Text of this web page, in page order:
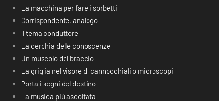
La macchina per fare i sorbetti
Corrispondente, analogo
Il tema conduttore
La cerchia delle conoscenze
Un muscolo del braccio
La griglia nel visore di cannocchiali o microscopi
Porta i segni del destino
La musica più ascoltata